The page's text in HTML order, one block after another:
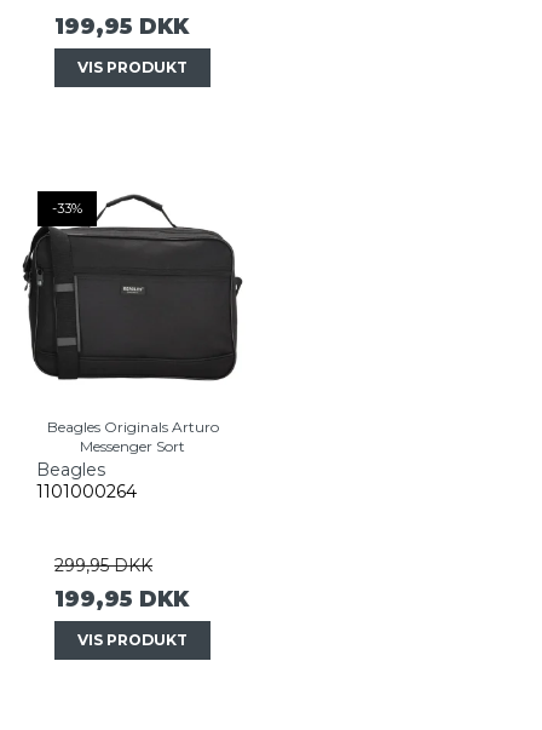
199,95 DKK
VIS PRODUKT
-33%
Beagles Originals Arturo
Messenger Sort
Beagles
1101000264
299,95 DKK
199,95 DKK
VIS PRODUKT